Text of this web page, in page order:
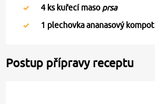
4 ks kuřecí maso prsa
1 plechovka ananasový kompot
Postup přípravy receptu